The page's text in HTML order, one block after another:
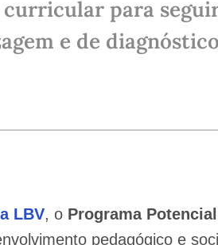
curricular para
e de
LBV, o Programa
pedagógico e